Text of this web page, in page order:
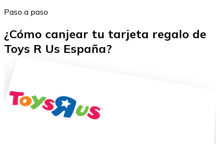
Paso a paso
¿Cómo canjear tu tarjeta regalo de
Toys R Us España?